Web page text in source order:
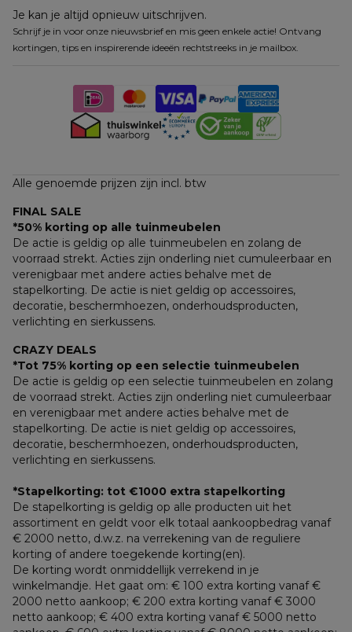
Je kan je altijd opnieuw uitschrijven.
Schrijf je in voor onze nieuwsbrief en mis geen enkele actie! Ontvang
kortingen, tips en inspirerende ideeën rechtstreeks in je mailbox.
Alle genoemde prijzen zijn incl. btw
FINAL SALE
*50% korting op alle tuinmeubelen
De actie is geldig op alle tuinmeubelen en zolang de
voorraad strekt. Acties zijn onderling niet cumuleerbaar en
verenigbaar met andere acties behalve met de
stapelkorting. De actie is niet geldig op accessoires,
decoratie, beschermhoezen, onderhoudsproducten,
verlichting en sierkussens.
CRAZY DEALS
*Tot 75% korting op een selectie tuinmeubelen
De actie is geldig op een selectie tuinmeubelen en zolang
de voorraad strekt. Acties zijn onderling niet cumuleerbaar
en verenigbaar met andere acties behalve met de
stapelkorting. De actie is niet geldig op accessoires,
decoratie, beschermhoezen, onderhoudsproducten,
verlichting en sierkussens.
*Stapelkorting: tot €1000 extra stapelkorting
De stapelkorting is geldig op alle producten uit het
assortiment en geldt voor elk totaal aankoopbedrag vanaf
€ 2000 netto, d.w.z. na verrekening van de reguliere
korting of andere toegekende korting(en).
De korting wordt onmiddellijk verrekend in je
winkelmandje. Het gaat om: € 100 extra korting vanaf €
2000 netto aankoop; € 200 extra korting vanaf € 3000
netto aankoop; € 400 extra korting vanaf € 5000 netto